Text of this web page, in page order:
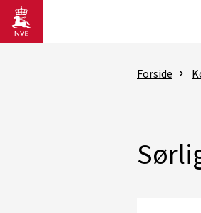
Gå til hovedinnhold
Forside